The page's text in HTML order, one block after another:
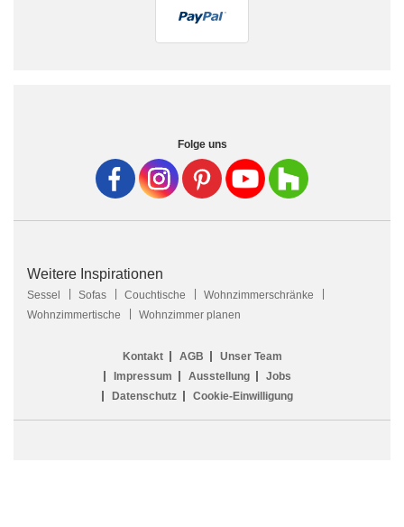
Folge uns
Weitere Inspirationen
Sessel Sofas Couchtische
Wohnzimmerschränke
Wohnzimmertische
Wohnzimmer planen
Kontakt AGB
Unser Team
Impressum
Ausstellung
Jobs
Datenschutz
Cookie-Einwilligung